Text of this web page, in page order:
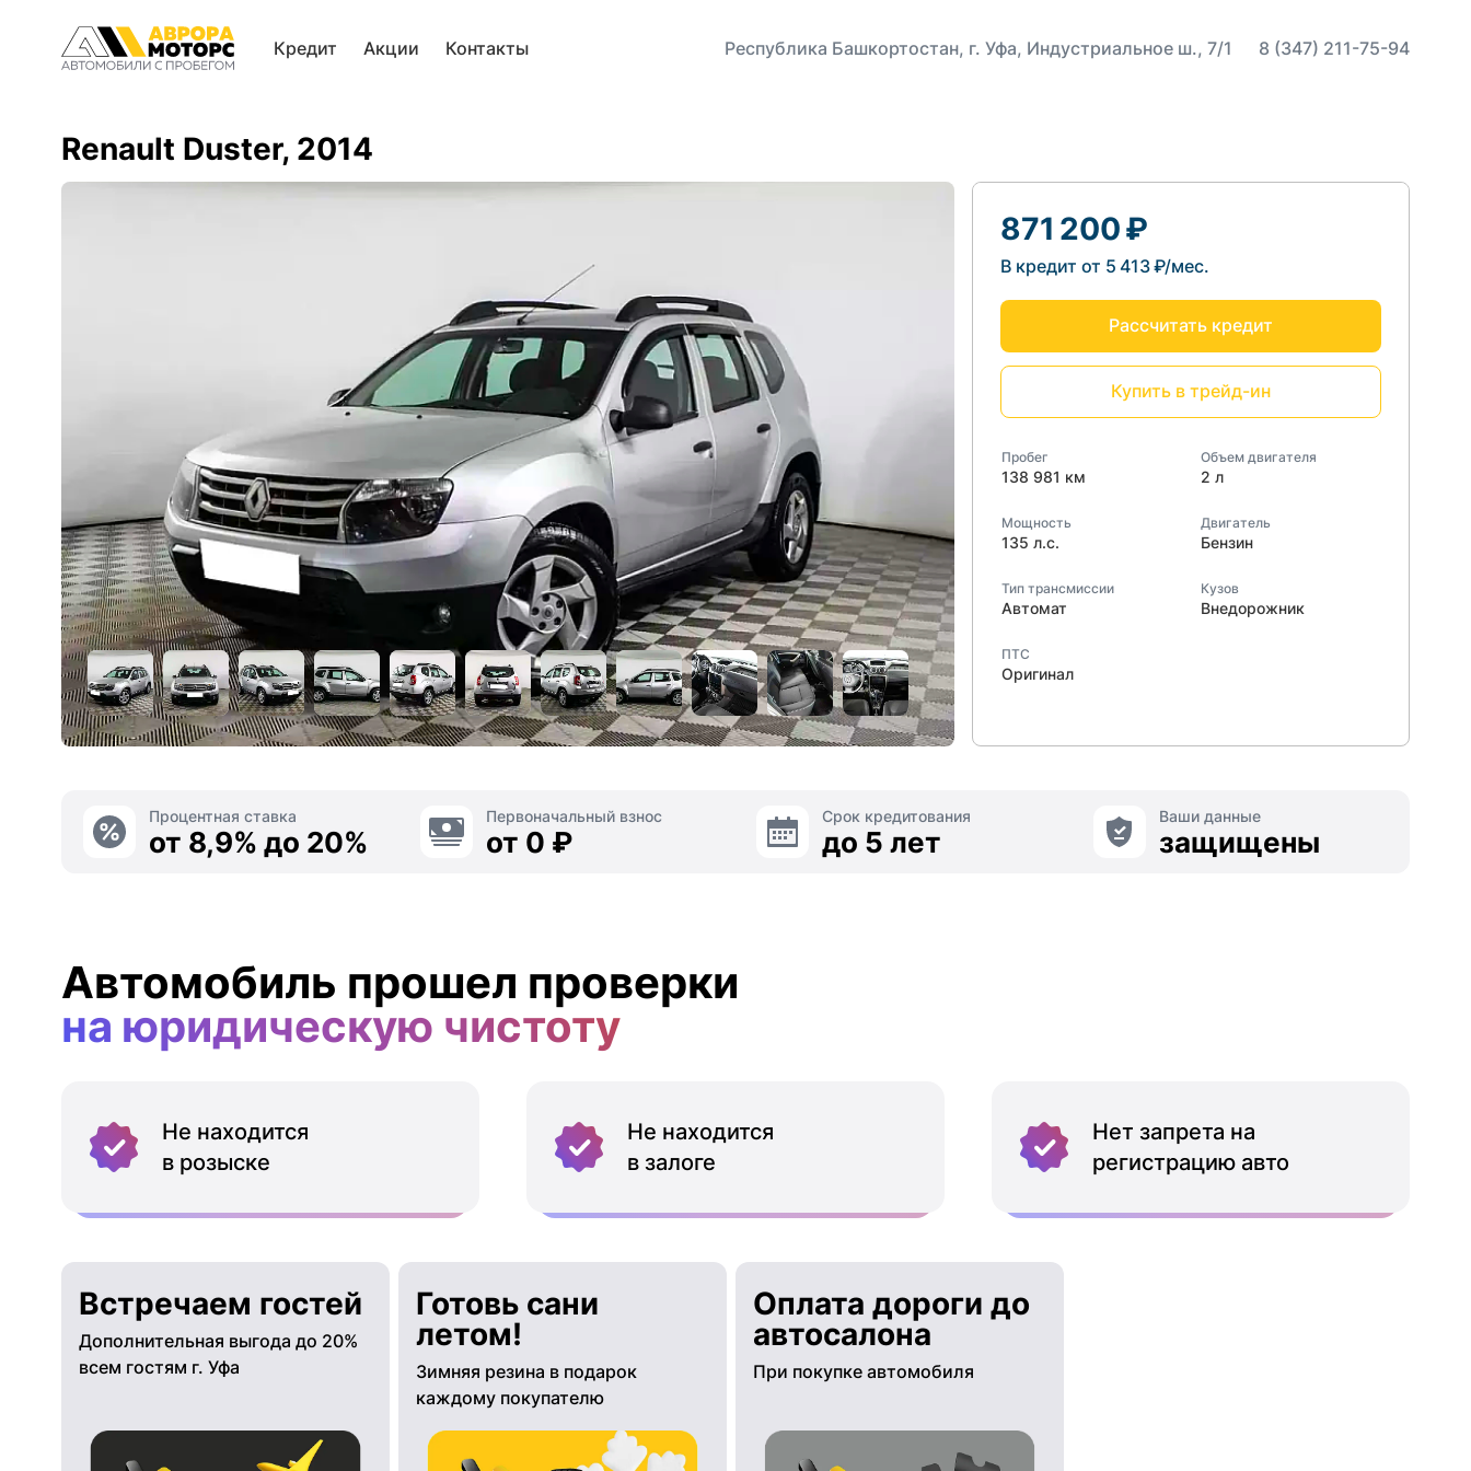
Кредит Акции Контакты Республика Башкортостан, г. Уфа, Индустриальное ш., 7/1 8 (347) 211-75-94
Renault Duster, 2014
871 200 ₽
В кредит от 5 413 ₽/мес.
Рассчитать кредит
Купить в трейд-ин
Пробег
138 981 км
Объем двигателя
2 л
Мощность
135 л.с.
Двигатель
Бензин
Тип трансмиссии
Автомат
Кузов
Внедорожник
ПТС
Оригинал
Процентная ставка
от 8,9% до 20%
Первоначальный взнос
от 0 ₽
Срок кредитования
до 5 лет
Ваши данные
защищены
Автомобиль прошел проверки
на юридическую чистоту
Не находится
в розыске
Не находится
в залоге
Нет запрета на
регистрацию авто
Встречаем гостей
Дополнительная выгода до 20%
всем гостям г. Уфа
Готовь сани
летом!
Зимняя резина в подарок
каждому покупателю
Оплата дороги до
автосалона
При покупке автомобиля